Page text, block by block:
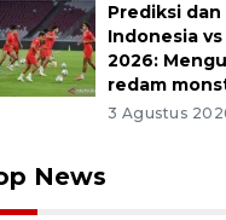
Prediksi
Indonesia
2026:
redam
3 Agustus
News